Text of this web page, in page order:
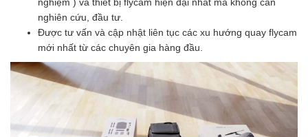
nghiên cứu, đầu tư.
Được tư vấn và cập nhật liên tục các xu hướng quay flycam
mới nhất từ các chuyên gia hàng đầu.